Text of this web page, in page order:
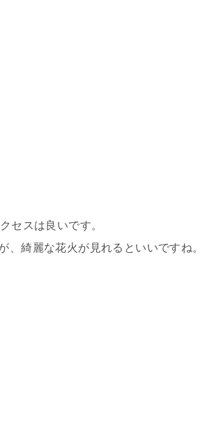
セスは良いです。
、綺麗な花火が見れるといいですね。